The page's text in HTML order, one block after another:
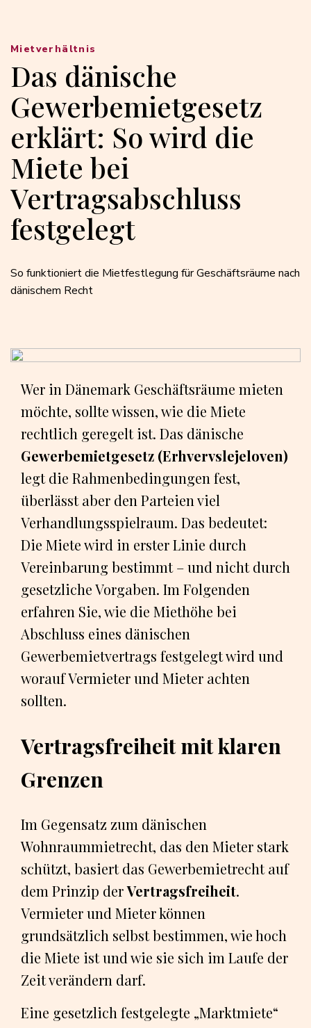
Das dänische
Gewerbemietgesetz
erklärt: So wird die
Miete bei
Vertragsabschluss
festgelegt
So funktioniert die Mietfestlegung für Geschäftsräume nach
dänischem Recht
Mietverhältnis
Wer in Dänemark Geschäftsräume mieten
möchte, sollte wissen, wie die Miete
rechtlich geregelt ist. Das dänische
Gewerbemietgesetz (Erhvervslejeloven)
legt die Rahmenbedingungen fest,
überlässt aber den Parteien viel
Verhandlungsspielraum. Das bedeutet:
Die Miete wird in erster Linie durch
Vereinbarung bestimmt – und nicht durch
gesetzliche Vorgaben. Im Folgenden
erfahren Sie, wie die Miethöhe bei
Abschluss eines dänischen
Gewerbemietvertrags festgelegt wird und
worauf Vermieter und Mieter achten
sollten.
Vertragsfreiheit mit klaren
Grenzen
Im Gegensatz zum dänischen
Wohnraummietrecht, das den Mieter stark
schützt, basiert das Gewerbemietrecht auf
dem Prinzip derVertragsfreiheit.
Vermieter und Mieter können
grundsätzlich selbst bestimmen, wie hoch
die Miete ist und wie sie sich im Laufe der
Zeit verändern darf.
Eine gesetzlich festgelegte „Marktmiete“